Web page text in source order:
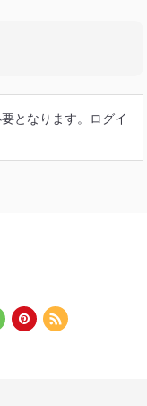
要となります。ログイ